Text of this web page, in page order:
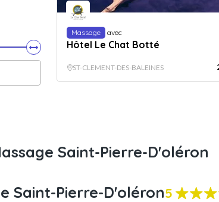
Massage avec
Hôtel Le Chat Botté
ST-CLEMENT-DES-BALEINES
Saint-Pierre-D'oléron
Saint-Pierre-D'oléron5